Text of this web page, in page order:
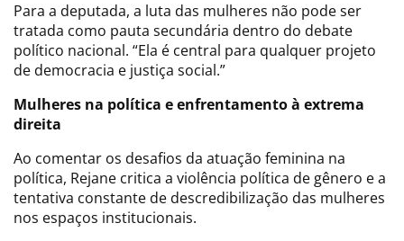
Para a deputada, a luta das mulheres não pode ser
tratada como pauta secundária dentro do debate
político nacional. “Ela é central para qualquer projeto
de democracia e justiça social.”
Mulheres na política e enfrentamento à extrema
direita
Ao comentar os desafios da atuação feminina na
política, Rejane critica a violência política de gênero e a
tentativa constante de descredibilização das mulheres
nos espaços institucionais.